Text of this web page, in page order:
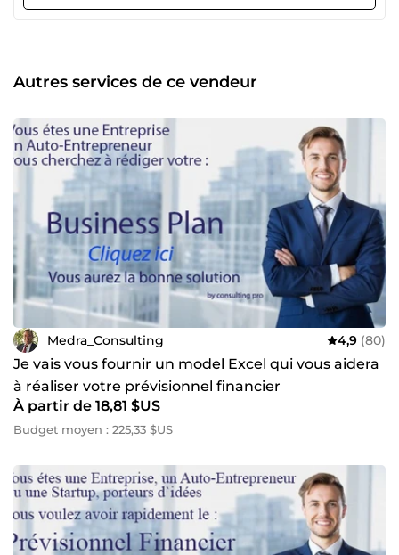
Autres services de ce vendeur
Medra_Consulting 4,9 (80)
Je vais vous fournir un model Excel qui vous aidera
à réaliser votre prévisionnel financier
À partir de 18,81 $US
Budget moyen : 225,33 $US